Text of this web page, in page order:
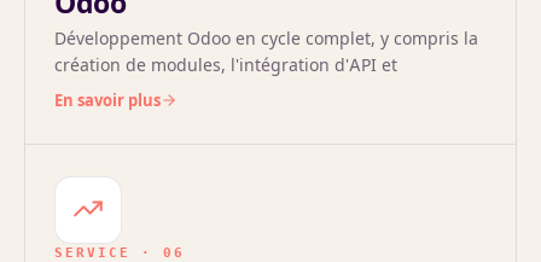
Développement Odoo en cycle complet, y compris la
création de modules, l'intégration d'API et
l'amélioration des fonctionnalités pour des solutions
En savoir plus
SERVICE · 06